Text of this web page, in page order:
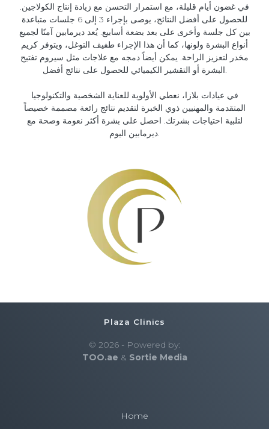
في غضون أيام قليلة، مع استمرار التحسن مع زيادة إنتاج الكولاجين.
للحصول على أفضل النتائج، يوصى بإجراء 3 إلى 6 جلسات متباعدة
بين كل جلسة وأخرى على بعد بضعة أسابيع. يُعد ديرمابين آمنًا لجميع
أنواع البشرة ولونها، كما أن هذا الإجراء طفيف التوغل، ويتوفر كريم
مخدر لتعزيز الراحة. يمكن أيضاً دمجه مع علاجات مثل سيروم تفتيح
البشرة أو التقشير الكيميائي للحصول على نتائج أفضل.
في عيادات بلازا، نعطي الأولوية للعناية الشخصية والتكنولوجيا
المتقدمة والمهنيين ذوي الخبرة لتقديم نتائج رائعة مصممة خصيصاً
لتلبية احتياجات بشرتك. احصل على بشرة أكثر نعومة وصحة مع
ديرمابين اليوم.
Plaza Clinics
© 2026 - Powered by:
TOO.ae & Sortie Media
Home